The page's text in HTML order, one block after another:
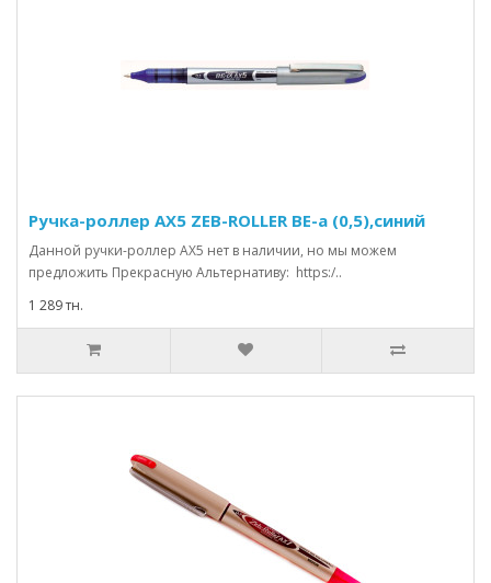
Ручка-роллер AX5 ZEB-ROLLER BE-a (0,5),синий
Данной ручки-роллер АХ5 нет в наличии, но мы можем
предложить Прекрасную Альтернативу: https:/..
1 289 тн.